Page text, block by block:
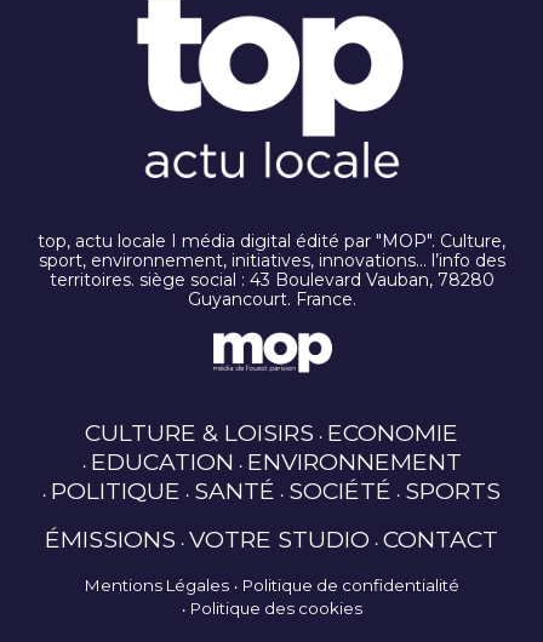
top, actu locale I média digital édité par "MOP". Culture,
sport, environnement, initiatives, innovations… l’info des
territoires. siège social : 43 Boulevard Vauban, 78280
Guyancourt. France.
CULTURE & LOISIRS ECONOMIE
EDUCATION ENVIRONNEMENT
POLITIQUE SANTÉ SOCIÉTÉ SPORTS
ÉMISSIONS VOTRE STUDIO CONTACT
Mentions Légales
Politique de confidentialité
Politique des cookies